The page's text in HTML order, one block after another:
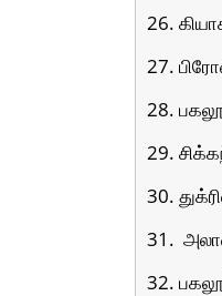
26.
27.
28.
29.
30.
31.
32.